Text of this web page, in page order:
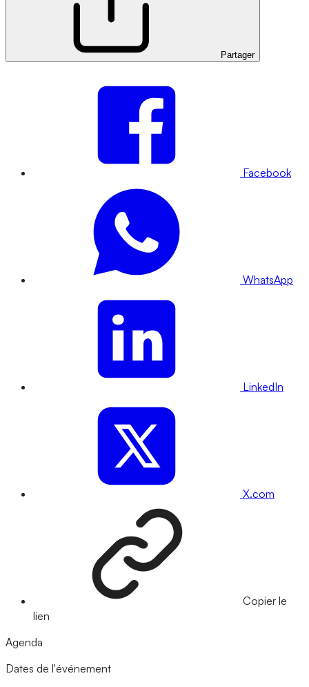
Partager
Facebook
WhatsApp
LinkedIn
X.com
Copier le
lien
Agenda
Dates de l'événement